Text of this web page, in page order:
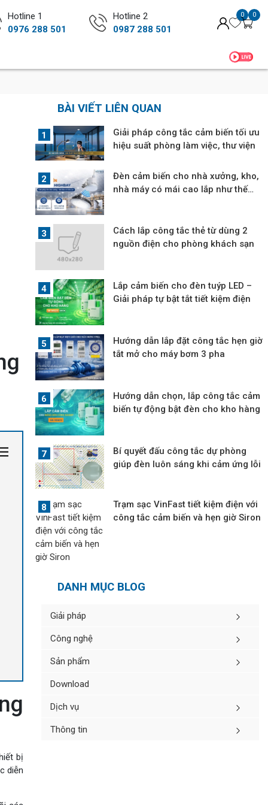
Hotline 1
0976 288 501
Hotline 2
0987 288 501
0 0
bị
diễn
BÀI VIẾT LIÊN QUAN
Giải pháp công tắc cảm biến tối ưu
hiệu suất phòng làm việc, thư viện
Đèn cảm biến cho nhà xưởng, kho,
nhà máy có mái cao lắp như thế
Cách lắp công tắc thẻ từ dùng 2
nguồn điện cho phòng khách sạn
Lắp cảm biến cho đèn tuýp LED –
Giải pháp tự bật tắt tiết kiệm điện
Hướng dẫn lắp đặt công tắc hẹn giờ
tắt mở cho máy bơm 3 pha
Hướng dẫn chọn, lắp công tắc cảm
biến tự động bật đèn cho kho hàng
Bí quyết đấu công tắc dự phòng
giúp đèn luôn sáng khi cảm ứng lỗi
Trạm sạc VinFast tiết kiệm điện với
công tắc cảm biến và hẹn giờ Siron
DANH MỤC BLOG
Giải pháp
Công nghệ
Sản phẩm
Download
Dịch vụ
Thông tin